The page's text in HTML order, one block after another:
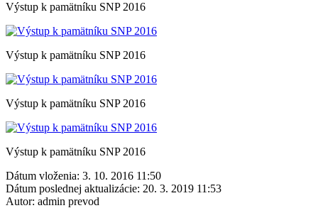
Výstup k pamätníku SNP 2016
Výstup k pamätníku SNP 2016
Výstup k pamätníku SNP 2016
Výstup k pamätníku SNP 2016
Dátum vloženia: 3. 10. 2016 11:50
Dátum poslednej aktualizácie: 20. 3. 2019 11:53
Autor: admin prevod